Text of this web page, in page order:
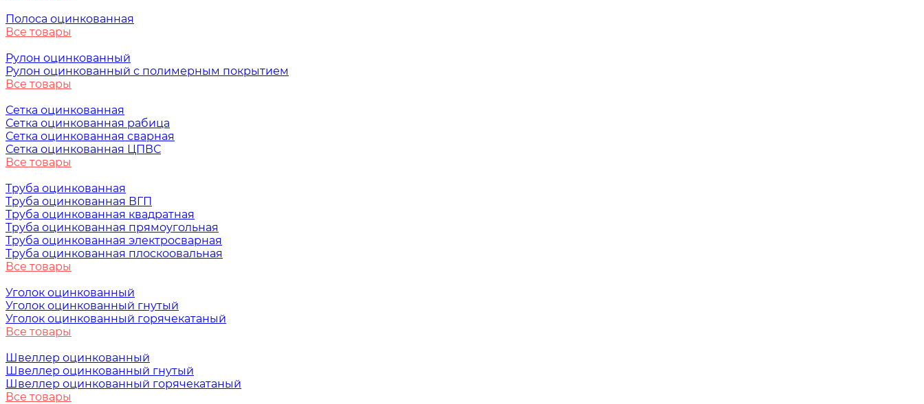
Полоса оцинкованная
Все товары
Рулон оцинкованный
Рулон оцинкованный с полимерным покрытием
Все товары
Сетка оцинкованная
Сетка оцинкованная рабица
Сетка оцинкованная сварная
Сетка оцинкованная ЦПВС
Все товары
Труба оцинкованная
Труба оцинкованная ВГП
Труба оцинкованная квадратная
Труба оцинкованная прямоугольная
Труба оцинкованная электросварная
Труба оцинкованная плоскоовальная
Все товары
Уголок оцинкованный
Уголок оцинкованный гнутый
Уголок оцинкованный горячекатаный
Все товары
Швеллер оцинкованный
Швеллер оцинкованный гнутый
Швеллер оцинкованный горячекатаный
Все товары